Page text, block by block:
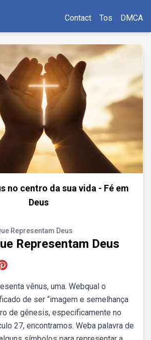
Contact Tos DMCA
no centro da sua vida - Fé em
Deus
Representam Deus
Representam Deus
vênus, uma. Webqual o
de ser “imagem e semelhança
de gênesis, especificamente no
27, encontramos. Weba palavra de